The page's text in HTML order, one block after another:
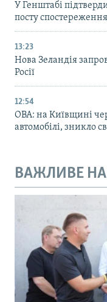
У Генштабі
посту
13:23
Нова Зеландія
Росії
12:54
ОВА: на Київщині
автомобілі, зникло
ВАЖЛИВЕ НА